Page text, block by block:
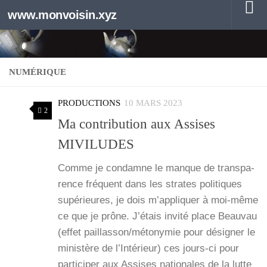
Au dessous du contenu
www.monvoisin.xyz
NUMÉRIQUE
2
PRODUCTIONS 10 MARS 2023
Ma contribution aux Assises
MIVILUDES
Comme je condamne le manque de trans­pa­
rence fré­quent dans les strates poli­tiques
supé­rieures, je dois m’ap­pli­quer à moi-même
ce que je prône. J’é­tais invi­té place Beau­vau
(effet paillasson/métonymie pour dési­gner le
minis­tère de l’In­té­rieur) ces jours-ci pour
par­ti­ci­per aux Assises natio­nales de la lutte